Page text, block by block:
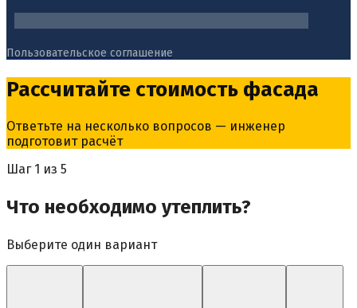
Пользовательское соглашение
Рассчитайте стоимость фасада
Ответьте на несколько вопросов — инженер
подготовит расчёт
Шаг 1 из 5
Что необходимо утеплить?
Выберите один вариант